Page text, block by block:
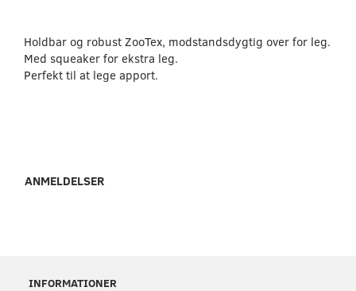
Holdbar og robust ZooTex, modstandsdygtig over for leg.
Med squeaker for ekstra leg.
Perfekt til at lege apport.
ANMELDELSER
INFORMATIONER